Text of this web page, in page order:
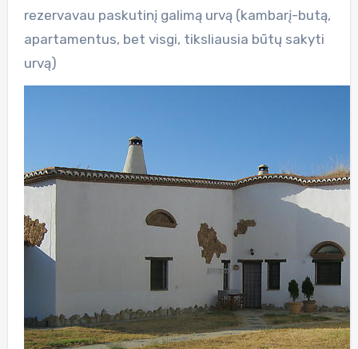
rezervavau paskutinį galimą urvą (kambarį-butą,
apartamentus, bet visgi, tiksliausia būtų sakyti
urvą)